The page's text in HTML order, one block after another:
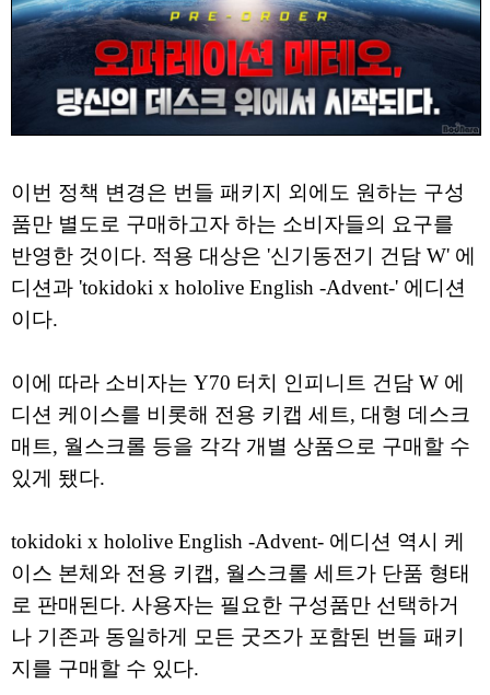
이번 정책 변경은 번들 패키지 외에도 원하는 구성
품만 별도로 구매하고자 하는 소비자들의 요구를
반영한 것이다. 적용 대상은 '신기동전기 건담 W' 에
디션과 'tokidoki x hololive English -Advent-' 에디션
이다.
이에 따라 소비자는 Y70 터치 인피니트 건담 W 에
디션 케이스를 비롯해 전용 키캡 세트, 대형 데스크
매트, 월스크롤 등을 각각 개별 상품으로 구매할 수
있게 됐다.
tokidoki x hololive English -Advent- 에디션 역시 케
이스 본체와 전용 키캡, 월스크롤 세트가 단품 형태
로 판매된다. 사용자는 필요한 구성품만 선택하거
나 기존과 동일하게 모든 굿즈가 포함된 번들 패키
지를 구매할 수 있다.